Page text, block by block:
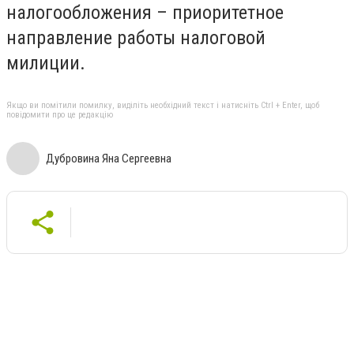
налогообложения – приоритетное
направление работы налоговой
милиции.
Якщо ви помітили помилку, виділіть необхідний текст і натисніть Ctrl + Enter, щоб
повідомити про це редакцію
Дубровина Яна Сергеевна